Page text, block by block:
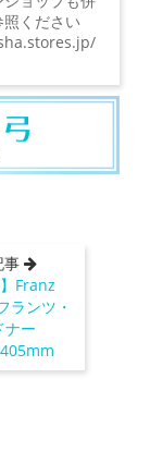
照ください
事
Franz
ランツ・
ナー